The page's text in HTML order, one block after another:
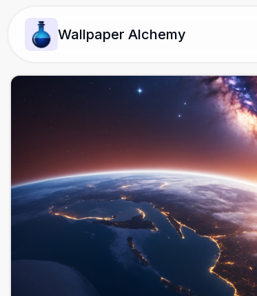
Wallpaper Alchemy